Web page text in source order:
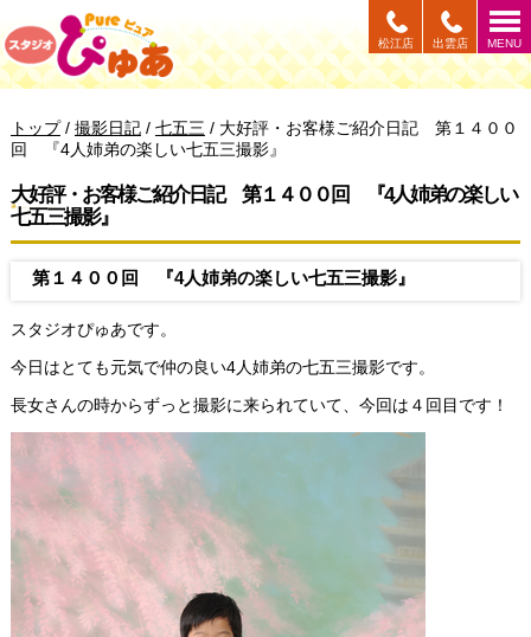
このページの本文へ
MENU
出雲店
松江店
現
在
位
置：
トップ/ 撮影日記/ 七五三 / 大好評・お客様ご紹介日記 第１４００
回 『4人姉弟の楽しい七五三撮影』
大好評・お客様ご紹介日記 第１４００回 『4人姉弟の楽しい
七五三撮影』
第１４００回 『4人姉弟の楽しい七五三撮影』
スタジオぴゅあです。
今日はとても元気で仲の良い4人姉弟の七五三撮影です。
長女さんの時からずっと撮影に来られていて、今回は４回目です！